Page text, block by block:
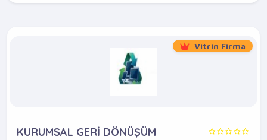
Vitrin Firma
KURUMSAL GERİ DÖNÜŞÜM